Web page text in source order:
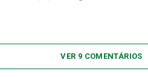
VER 9 COMENTÁRIOS